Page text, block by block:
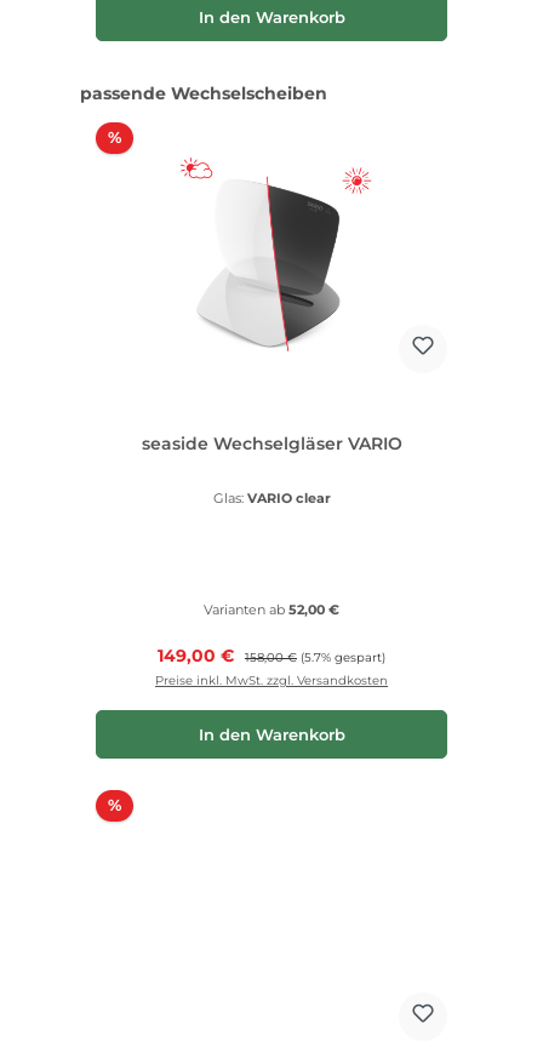
In den Warenkorb
Produktgalerie überspringen
passende Wechselscheiben
%Rabatt
seaside Wechselgläser VARIO
Glas: VARIO clear
Varianten ab 52,00 €
Verkaufspreis:
149,00 € Regulärer Preis:
158,00 € (5.7% gespart)
Preise inkl. MwSt. zzgl. Versandkosten
In den Warenkorb
%Rabatt